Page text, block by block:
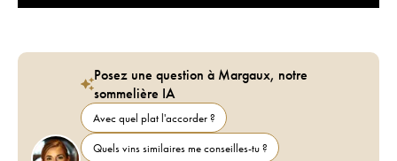
Posez une question à Margaux, notre
sommelière IA
Avec quel plat l'accorder ?
Quels vins similaires me conseilles-tu ?